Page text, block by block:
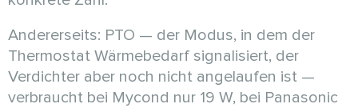
Andererseits: PTO — der Modus, in dem der
Thermostat Wärmebedarf signalisiert, der
Verdichter aber noch nicht angelaufen ist —
verbraucht bei Mycond nur 19 W, bei Panasonic